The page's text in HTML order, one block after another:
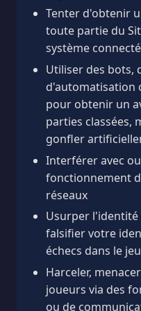
Tenter d'obtenir
toute partie du
système connecté
Utiliser des bots,
d'automatisation
pour obtenir un
parties classées,
gonfler
Interférer avec
fonctionnement
réseaux
Usurper
falsifier votre
échecs dans le
Harceler,
joueurs via des
ou de